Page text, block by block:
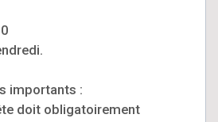
importants :
doit obligatoirement